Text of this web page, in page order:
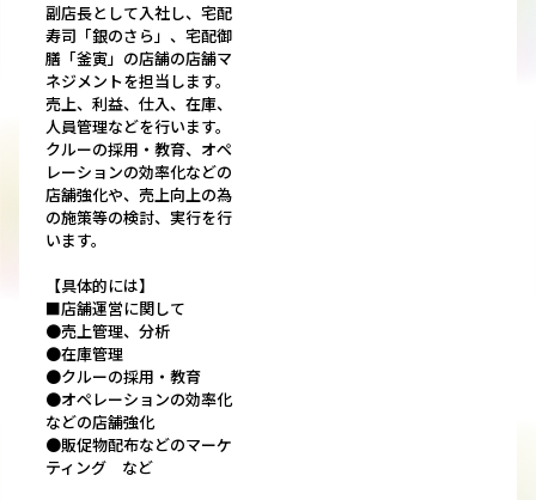
副店長として入社し、宅配
寿司「銀のさら」、宅配御
膳「釜寅」の店舗の店舗マ
ネジメントを担当します。
売上、利益、仕入、在庫、
人員管理などを行います。
クルーの採用・教育、オペ
レーションの効率化などの
店舗強化や、売上向上の為
の施策等の検討、実行を行
います。
【具体的には】
■店舗運営に関して
●売上管理、分析
●在庫管理
●クルーの採用・教育
●オペレーションの効率化
などの店舗強化
●販促物配布などのマーケ
ティング など